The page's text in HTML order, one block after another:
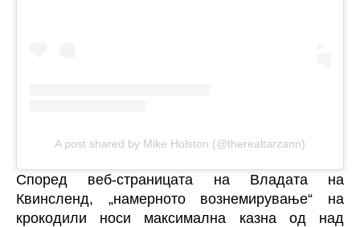
A post shared by Mike Holston (@therealtarzann)
Според веб-страницата на Владата на
Квинсленд, „намерното вознемирување“ на
крокодили носи максимална казна од над